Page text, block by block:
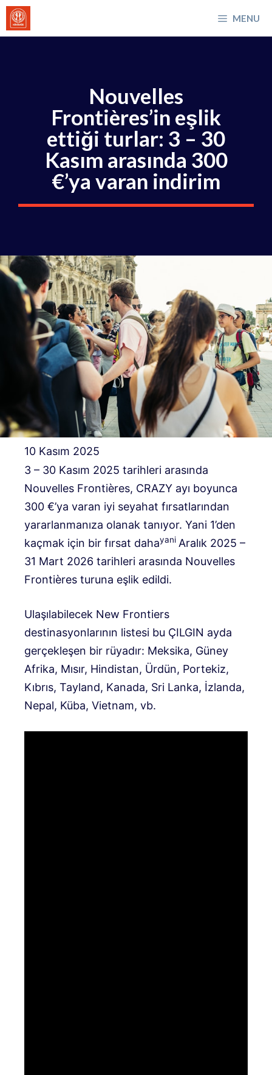
İçeriğe
atla
MENU
Nouvelles
Frontières’in eşlik
ettiği turlar: 3 – 30
Kasım arasında 300
€’ya varan indirim
10 Kasım 2025
3 – 30 Kasım 2025 tarihleri ​​arasında
Nouvelles Frontières, CRAZY ayı boyunca
300 €’ya varan iyi seyahat fırsatlarından
yararlanmanıza olanak tanıyor. Yani 1’den
kaçmak için bir fırsat dahayani Aralık 2025 –
31 Mart 2026 tarihleri ​​arasında Nouvelles
Frontières turuna eşlik edildi.
Ulaşılabilecek New Frontiers
destinasyonlarının listesi bu ÇILGIN ayda
gerçekleşen bir rüyadır: Meksika, Güney
Afrika, Mısır, Hindistan, Ürdün, Portekiz,
Kıbrıs, Tayland, Kanada, Sri Lanka, İzlanda,
Nepal, Küba, Vietnam, vb.